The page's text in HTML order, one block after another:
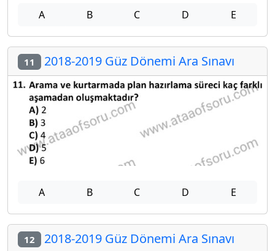
A B C D E
11 2018-2019 Güz Dönemi Ara Sınavı
A B C D E
12 2018-2019 Güz Dönemi Ara Sınavı